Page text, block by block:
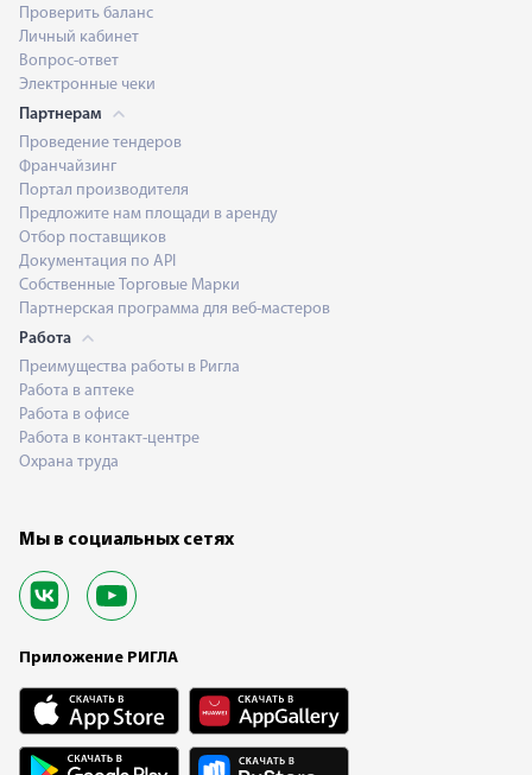
Проверить баланс
Личный кабинет
Вопрос-ответ
Электронные чеки
Партнерам
Проведение тендеров
Франчайзинг
Портал производителя
Предложите нам площади в аренду
Отбор поставщиков
Документация по API
Собственные Торговые Марки
Партнерская программа для веб-мастеров
Работа
Преимущества работы в Ригла
Работа в аптеке
Работа в офисе
Работа в контакт-центре
Охрана труда
Мы в социальных сетях
Приложение РИГЛА